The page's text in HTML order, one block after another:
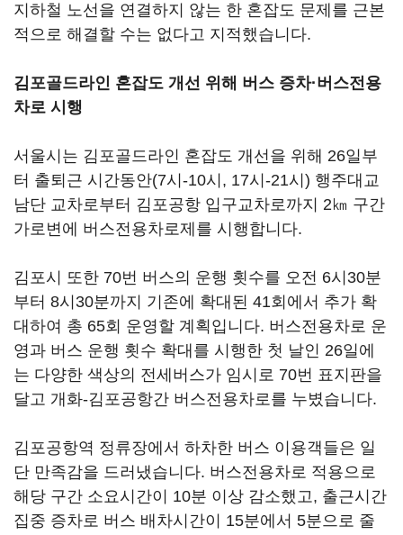
지하철 노선을 연결하지 않는 한 혼잡도 문제를 근본
적으로 해결할 수는 없다고 지적했습니다.
김포골드라인 혼잡도 개선 위해 버스 증차·버스전용
차로 시행
서울시는 김포골드라인 혼잡도 개선을 위해 26일부
터 출퇴근 시간동안(7시-10시, 17시-21시) 행주대교
남단 교차로부터 김포공항 입구교차로까지 2㎞ 구간
가로변에 버스전용차로제를 시행합니다.
김포시 또한 70번 버스의 운행 횟수를 오전 6시30분
부터 8시30분까지 기존에 확대된 41회에서 추가 확
대하여 총 65회 운영할 계획입니다. 버스전용차로 운
영과 버스 운행 횟수 확대를 시행한 첫 날인 26일에
는 다양한 색상의 전세버스가 임시로 70번 표지판을
달고 개화-김포공항간 버스전용차로를 누볐습니다.
김포공항역 정류장에서 하차한 버스 이용객들은 일
단 만족감을 드러냈습니다. 버스전용차로 적용으로
해당 구간 소요시간이 10분 이상 감소했고, 출근시간
집중 증차로 버스 배차시간이 15분에서 5분으로 줄